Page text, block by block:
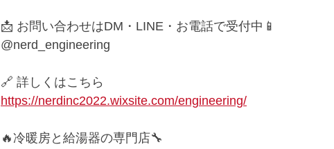
📩 お問い合わせはDM・LINE・お電話で受付中📱
@nerd_engineering
🔗 詳しくはこちら
https://nerdinc2022.wixsite.com/engineering/
🔥冷暖房と給湯器の専門店🔧